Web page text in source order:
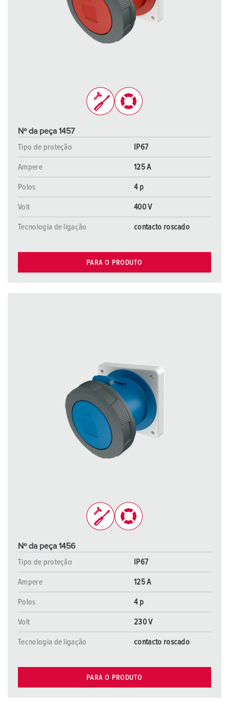
Nº da peça 1457
Tipo de proteção
IP67
Ampere 125 A
Polos 4 p
Volt 400 V
Tecnologia de ligação contacto roscado
PARA O PRODUTO
Nº da peça 1456
Tipo de proteção
IP67
Ampere 125 A
Polos 4 p
Volt 230 V
Tecnologia de ligação contacto roscado
PARA O PRODUTO